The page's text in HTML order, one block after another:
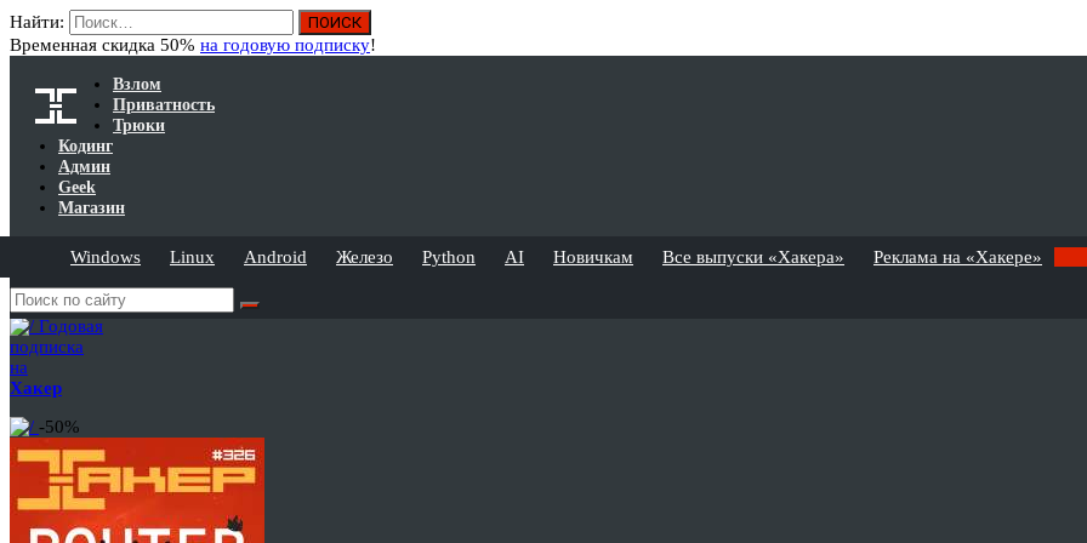
Найти:
Временная скидка 50% на годовую подписку!
Взлом
Приватность
Трюки
Кодинг
Админ
Geek
Магазин
Windows Linux Android Железо Python AI Новичкам Все выпуски «Хакера» Реклама на «Хакере»
Годовая
подписка
на
Хакер
-50%